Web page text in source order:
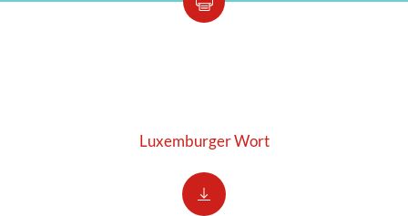
Luxemburger Wort